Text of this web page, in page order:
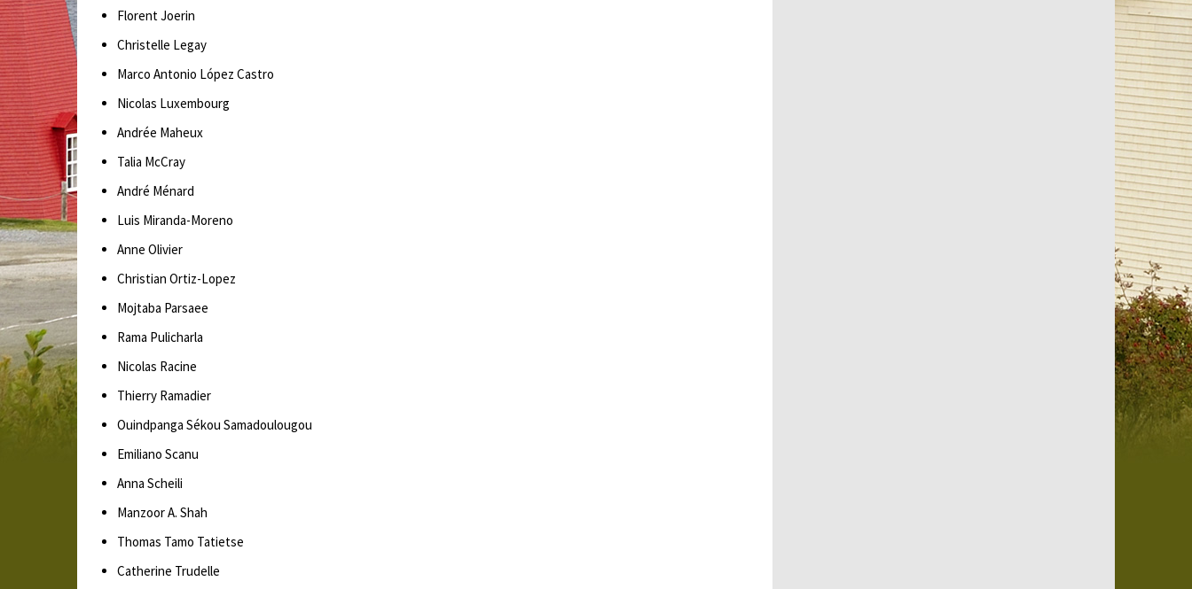
Florent Joerin
Christelle Legay
Marco Antonio López Castro
Nicolas Luxembourg
Andrée Maheux
Talia McCray
André Ménard
Luis Miranda-Moreno
Anne Olivier
Christian Ortiz-Lopez
Mojtaba Parsaee
Rama Pulicharla
Nicolas Racine
Thierry Ramadier
Ouindpanga Sékou Samadoulougou
Emiliano Scanu
Anna Scheili
Manzoor A. Shah
Thomas Tamo Tatietse
Catherine Trudelle